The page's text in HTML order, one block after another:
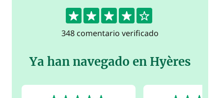
4.3
348 comentario verificado
Ya han navegado en Hyères